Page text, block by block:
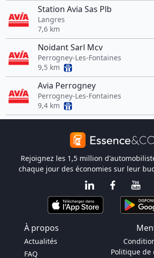
Station Avia Sas Plb
Langres
7,6 km
Noidant Sarl Mcv
Perrogney-Les-Fontaines
9,5 km
Avia Perrogney
Perrogney-Les-Fontaines
9,4 km
Rejoignez les 1,5 million
chaque jour des économies sur leur
À propos
Actualités
FAQ
Politique